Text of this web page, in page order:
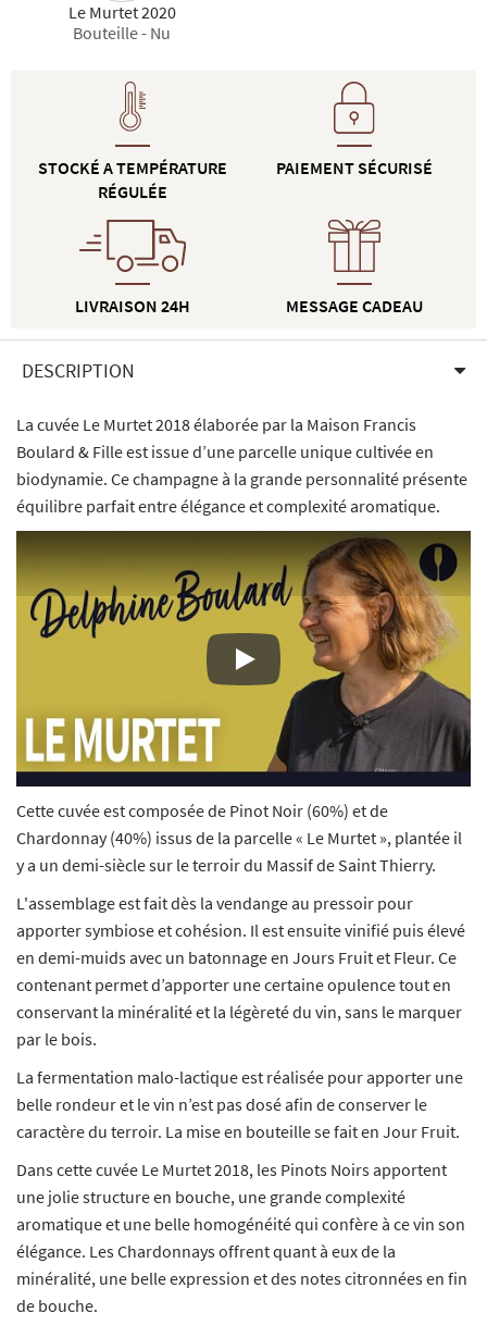
Le Murtet 2020
Bouteille - Nu
STOCKÉ A TEMPÉRATURE
RÉGULÉE
LIVRAISON 24H
PAIEMENT SÉCURISÉ
MESSAGE CADEAU
DESCRIPTION
La cuvée Le Murtet 2018 élaborée par la Maison Francis
Boulard & Fille est issue d’une parcelle unique cultivée en
biodynamie. Ce champagne à la grande personnalité présente
équilibre parfait entre élégance et complexité aromatique.
YouTube video player
Cette cuvée est composée de Pinot Noir (60%) et de
Chardonnay (40%) issus de la parcelle « Le Murtet », plantée il
y a un demi-siècle sur le terroir du Massif de Saint Thierry.
L'assemblage est fait dès la vendange au pressoir pour
apporter symbiose et cohésion. Il est ensuite vinifié puis élevé
en demi-muids avec un batonnage en Jours Fruit et Fleur. Ce
contenant permet d’apporter une certaine opulence tout en
conservant la minéralité et la légèreté du vin, sans le marquer
par le bois.
La fermentation malo-lactique est réalisée pour apporter une
belle rondeur et le vin n’est pas dosé afin de conserver le
caractère du terroir. La mise en bouteille se fait en Jour Fruit.
Dans cette cuvée Le Murtet 2018, les Pinots Noirs apportent
une jolie structure en bouche, une grande complexité
aromatique et une belle homogénéité qui confère à ce vin son
élégance. Les Chardonnays offrent quant à eux de la
minéralité, une belle expression et des notes citronnées en fin
de bouche.